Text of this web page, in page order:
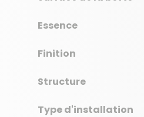
Essence
Finition
Structure
Type d'installation